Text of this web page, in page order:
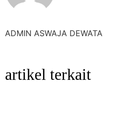
ADMIN ASWAJA DEWATA
artikel terkait